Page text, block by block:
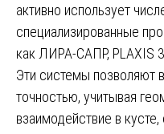
активно использует
специализированные
как ЛИРА-САПР, PLAXIS
Эти системы позволяют
точностью, учитывая
взаимодействие в